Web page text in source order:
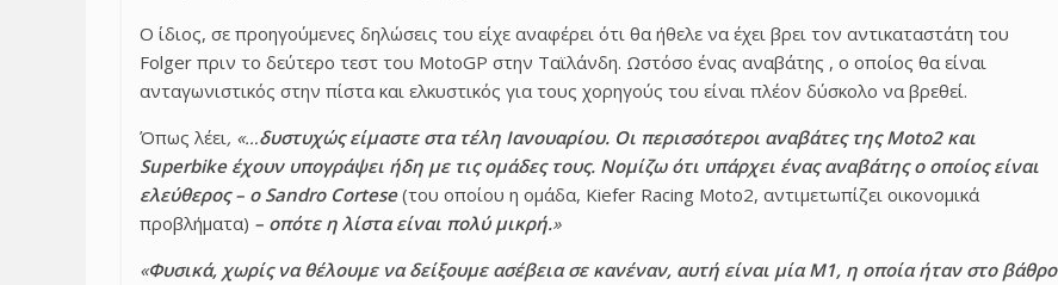
Ο ίδιος, σε προηγούμενες δηλώσεις του είχε αναφέρει ότι θα ήθελε να έχει βρει τον αντικαταστάτη του
Folger πριν το δεύτερο τεστ του MotoGP στην Ταϊλάνδη. Ωστόσο ένας αναβάτης , ο οποίος θα είναι
ανταγωνιστικός στην πίστα και ελκυστικός για τους χορηγούς του είναι πλέον δύσκολο να βρεθεί.
Όπως λέει, «…δυστυχώς είμαστε στα τέλη Ιανουαρίου. Οι περισσότεροι αναβάτες της Moto2 και
Superbike έχουν υπογράψει ήδη με τις ομάδες τους. Νομίζω ότι υπάρχει ένας αναβάτης ο οποίος είναι
ελεύθερος – ο Sandro Cortese(του οποίου η ομάδα, Kiefer Racing Moto2, αντιμετωπίζει οικονομικά
προβλήματα) – οπότε η λίστα είναι πολύ μικρή.»
«Φυσικά, χωρίς να θέλουμε να δείξουμε ασέβεια σε κανέναν, αυτή είναι μία M1, η οποία ήταν στο βάθρο